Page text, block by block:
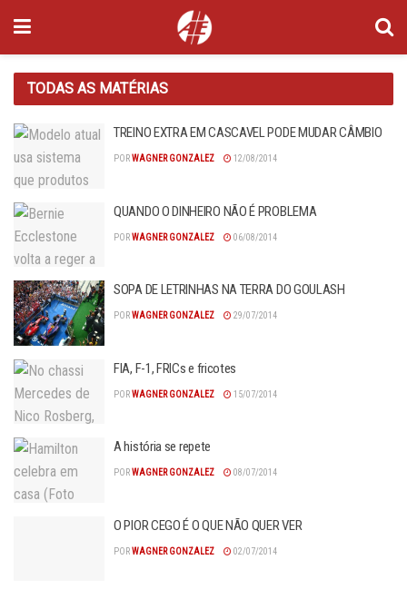
TODAS AS MATÉRIAS
TREINO EXTRA EM CASCAVEL PODE MUDAR CÂMBIO
PORWAGNER GONZALEZ 12/08/2014
QUANDO O DINHEIRO NÃO É PROBLEMA
PORWAGNER GONZALEZ 06/08/2014
SOPA DE LETRINHAS NA TERRA DO GOULASH
PORWAGNER GONZALEZ 29/07/2014
FIA, F-1, FRICs e fricotes
PORWAGNER GONZALEZ 15/07/2014
A história se repete
PORWAGNER GONZALEZ 08/07/2014
O PIOR CEGO É O QUE NÃO QUER VER
PORWAGNER GONZALEZ 02/07/2014